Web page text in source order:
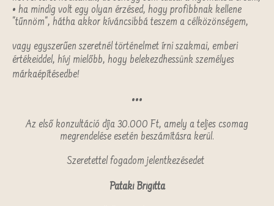
• ha mindig volt egy olyan érzésed, hogy profibbnak kellene
"tűnnöm", hátha akkor kíváncsibbá teszem a célközönségem,
vagy egyszerűen szeretnél történelmet írni szakmai, emberi
értékeiddel, hívj mielőbb, hogy belekezdhessünk személyes
márkaépítésedbe!
•••
Az első konzultáció díja 30.000 Ft, amely a teljes csomag
megrendelése esetén beszámításra kerül.
Szeretettel fogadom jelentkezésedet
Pataki Brigitta